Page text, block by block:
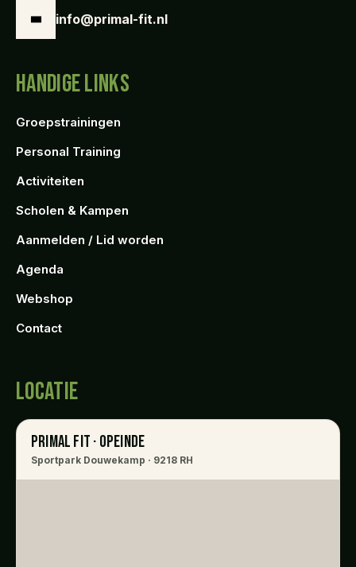
info@primal-fit.nl
HANDIGE LINKS
Groepstrainingen
Personal Training
Activiteiten
Scholen & Kampen
Aanmelden / Lid worden
Agenda
Webshop
Contact
LOCATIE
PRIMAL FIT · OPEINDE
Sportpark Douwekamp · 9218 RH